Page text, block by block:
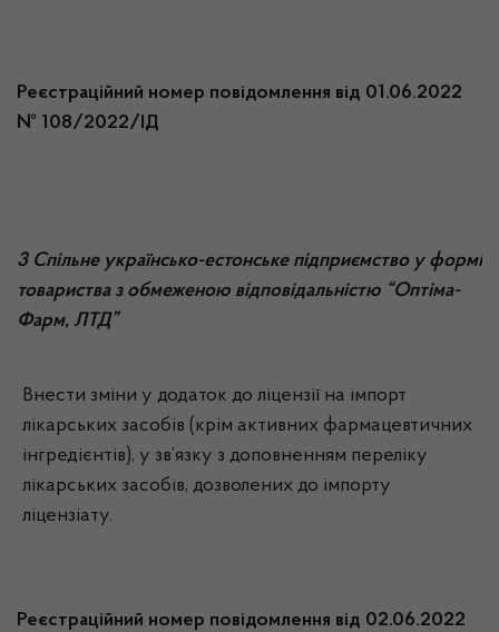
Реєстраційний номер повідомлення від 01.06.2022
№ 108/2022/ІД
3 Спільне українсько-естонське підприємство у формі
товариства з обмеженою відповідальністю “Оптіма-
Фарм, ЛТД”
Внести зміни у додаток до ліцензії на імпорт
лікарських засобів (крім активних фармацевтичних
інгредієнтів), у зв’язку з доповненням переліку
лікарських засобів, дозволених до імпорту
ліцензіату.
Реєстраційний номер повідомлення від 02.06.2022